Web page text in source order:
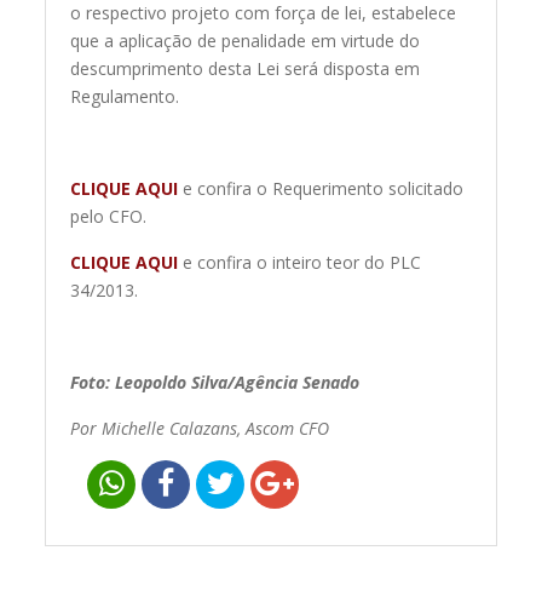
o respectivo projeto com força de lei, estabelece
que a aplicação de penalidade em virtude do
descumprimento desta Lei será disposta em
Regulamento.
CLIQUE AQUI e confira o Requerimento solicitado
pelo CFO.
CLIQUE AQUI e confira o inteiro teor do PLC
34/2013.
Foto: Leopoldo Silva/Agência Senado
Por Michelle Calazans, Ascom CFO